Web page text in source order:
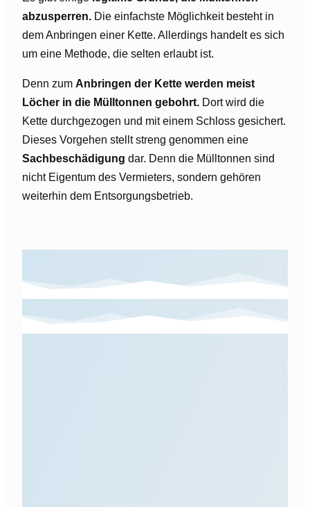
abzusperren. Die einfachste Möglichkeit besteht in
dem Anbringen einer Kette. Allerdings handelt es sich
um eine Methode, die selten erlaubt ist.
Denn zum Anbringen der Kette werden meist
Löcher in die Mülltonnen gebohrt. Dort wird die
Kette durchgezogen und mit einem Schloss gesichert.
Dieses Vorgehen stellt streng genommen eine
Sachbeschädigung dar. Denn die Mülltonnen sind
nicht Eigentum des Vermieters, sondern gehören
weiterhin dem Entsorgungsbetrieb.